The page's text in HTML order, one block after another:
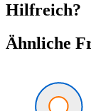
Hilfreich?
Ähnliche